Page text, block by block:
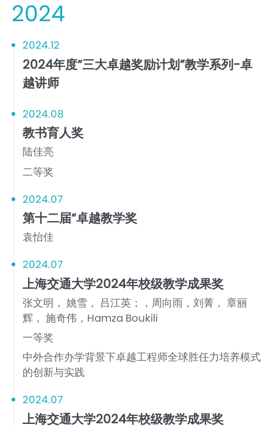
2024
2024.12
2024年度“三大卓越奖励计划”教学系列-卓
越讲师
2024.08
教书育人奖
陆佳亮
二等奖
2024.07
第十二届“卓越教学奖
袁怡佳
2024.07
上海交通大学2024年校级教学成果奖
张文明， 姚雪， 吕江英；，周向雨，刘菁， 章丽
辉， 施奇伟，Hamza Boukili
一等奖
中外合作办学背景下卓越工程师全球胜任力培养模式
的创新与实践
2024.07
上海交通大学2024年校级教学成果奖